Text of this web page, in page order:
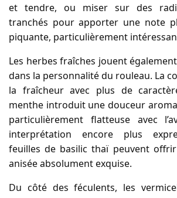
et tendre, ou miser sur des
tranchés pour apporter une note
piquante, particulièrement
Les herbes fraîches jouent
dans la personnalité du rouleau. La
la fraîcheur avec plus de
menthe introduit une douceur
particulièrement flatteuse avec
interprétation encore plus
feuilles de basilic thaï peuvent
anisée absolument exquise.
Du côté des féculents, les